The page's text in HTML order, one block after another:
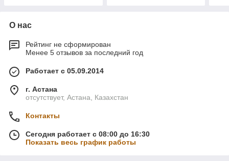
О нас
Рейтинг не сформирован
Менее 5 отзывов за последний год
Работает с 05.09.2014
г. Астана
отсутствует, Астана, Казахстан
Контакты
Сегодня работает с 08:00 до 16:30
Показать весь график работы